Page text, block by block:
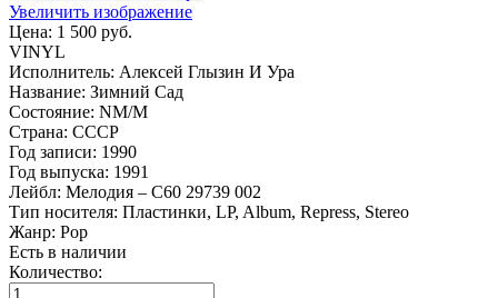
Увеличить изображение
Цена: 1 500 руб.
VINYL
Исполнитель: Алексей Глызин И Ура
Название: Зимний Сад
Состояние: NM/M
Страна: СССР
Год записи: 1990
Год выпуска: 1991
Лейбл: Мелодия – С60 29739 002
Тип носителя: Пластинки, LP, Album, Repress, Stereo
Жанр: Pop
Есть в наличии
Количество: